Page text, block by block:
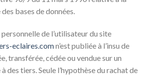
bases de données.
de l’utilisateur du site
eclaires.comn’est publiée à l’insu de
transférée, cédée ou vendue sur un
des tiers. Seule l’hypothèse du rachat de